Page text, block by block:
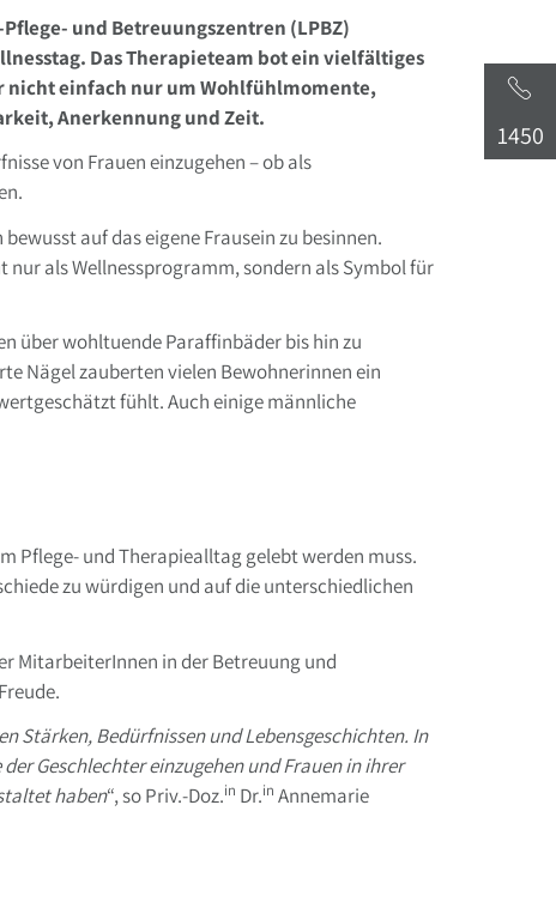
1450
Pflege- und Betreuungszentren (LPBZ)
Das Therapieteam bot ein vielfältiges
nicht einfach nur um Wohlfühlmomente,
Anerkennung und Zeit.
von Frauen einzugehen – ob als
auf das eigene Frausein zu besinnen.
als Wellnessprogramm, sondern als Symbol für
über wohltuende Paraffinbäder bis hin zu
Nägel zauberten vielen Bewohnerinnen ein
fühlt. Auch einige männliche
Pflege- und Therapiealltag gelebt werden muss.
zu würdigen und auf die unterschiedlichen
MitarbeiterInnen in der Betreuung und
Stärken, Bedürfnissen und Lebensgeschichten. In
Geschlechter einzugehen und Frauen in ihrer
haben“, so Priv.-Doz.in Dr.in Annemarie